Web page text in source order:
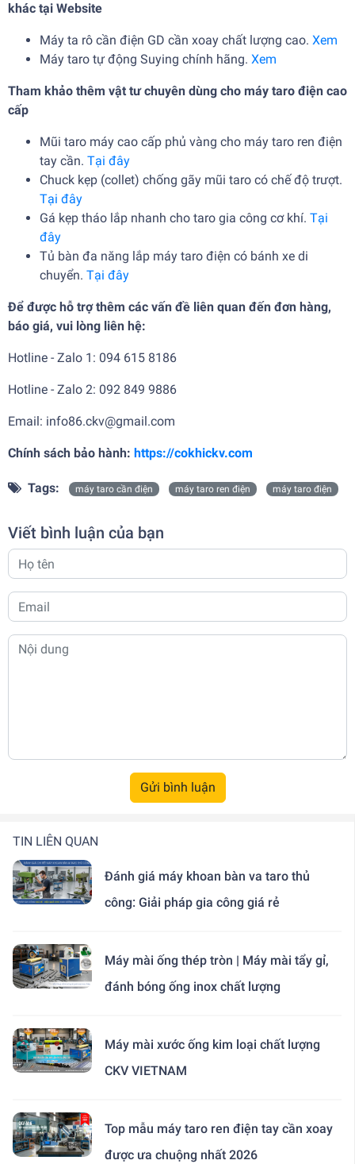
TIN LIÊN QUAN
Đánh giá máy khoan bàn va taro thủ
công: Giải pháp gia công giá rẻ
Máy mài ống thép tròn | Máy mài tẩy gỉ,
đánh bóng ống inox chất lượng
Máy mài xước ống kim loại chất lượng
CKV VIETNAM
Top mẫu máy taro ren điện tay cần xoay
được ưa chuộng nhất 2026
khác tại Website
Máy ta rô cần điện GD cần xoay chất lượng cao. Xem
Máy taro tự động Suying chính hãng. Xem
Tham khảo thêm vật tư chuyên dùng cho máy taro điện cao
cấp
Mũi taro máy cao cấp phủ vàng cho máy taro ren điện
tay cần. Tại đây
Chuck kẹp (collet) chống gãy mũi taro có chế độ trượt.
Tại đây
Gá kẹp tháo lắp nhanh cho taro gia công cơ khí. Tại
đây
Tủ bàn đa năng lắp máy taro điện có bánh xe di
chuyển. Tại đây
Để được hỗ trợ thêm các vấn đề liên quan đến đơn hàng,
báo giá, vui lòng liên hệ:
Hotline - Zalo 1: 094 615 8186
Hotline - Zalo 2: 092 849 9886
Email: info86.ckv@gmail.com
Chính sách bảo hành: https://cokhickv.com
Tags: máy taro cần điện máy taro ren điện máy taro điện
Viết bình luận của bạn
Gửi bình luận